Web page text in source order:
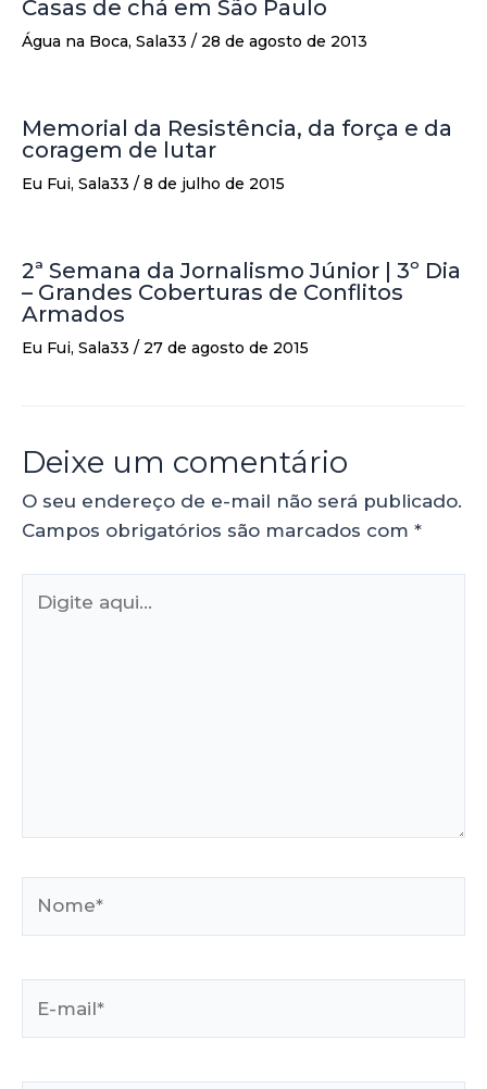
Casas de chá em São Paulo
Água na Boca, Sala33 / 28 de agosto de 2013
Memorial da Resistência, da força e da
coragem de lutar
Eu Fui, Sala33 / 8 de julho de 2015
2ª Semana da Jornalismo Júnior | 3º Dia
– Grandes Coberturas de Conflitos
Armados
Eu Fui, Sala33 / 27 de agosto de 2015
Deixe um comentário
O seu endereço de e-mail não será publicado.
Campos obrigatórios são marcados com *